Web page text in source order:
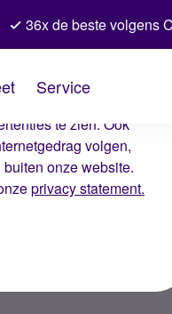
dat je ervaring op de
te zien. Ook
volgen,
onze website.
privacy statement.
36x de beste volgens
Service
Start een topic